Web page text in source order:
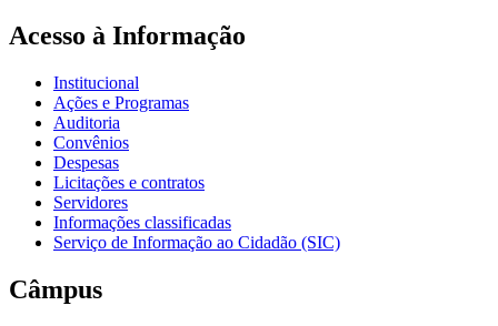
Acesso à Informação
Institucional
Ações e Programas
Auditoria
Convênios
Despesas
Licitações e contratos
Servidores
Informações classificadas
Serviço de Informação ao Cidadão (SIC)
Câmpus